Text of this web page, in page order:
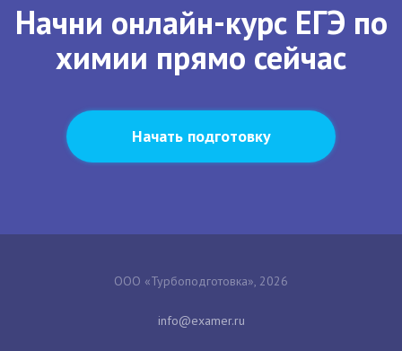
Начни онлайн-курс ЕГЭ по
химии прямо сейчас
Начать подготовку
ООО «Турбоподготовка», 2026